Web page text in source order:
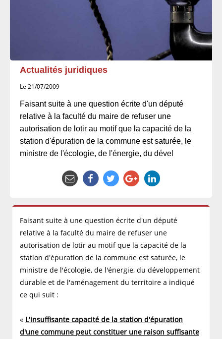
Actualités juridiques
Le 21/07/2009
Faisant suite à une question écrite d'un député
relative à la faculté du maire de refuser une
autorisation de lotir au motif que la capacité de la
station d'épuration de la commune est saturée, le
ministre de l'écologie, de l'énergie, du dével
Faisant suite à une question écrite d'un député
relative à la faculté du maire de refuser une
autorisation de lotir au motif que la capacité de la
station d'épuration de la commune est saturée, le
ministre de l'écologie, de l'énergie, du développement
durable et de l'aménagement du territoire a indiqué
ce qui suit :
« L'insuffisante capacité de la station d'épuration
d'une commune peut constituer une raison suffisante